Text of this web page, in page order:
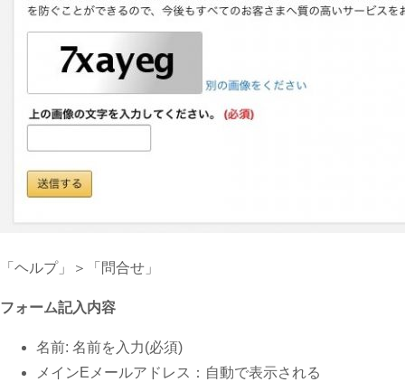
「ヘルプ」＞「問合せ」
フォーム記入内容
名前: 名前を入力(必須)
メインEメールアドレス：自動で表示される